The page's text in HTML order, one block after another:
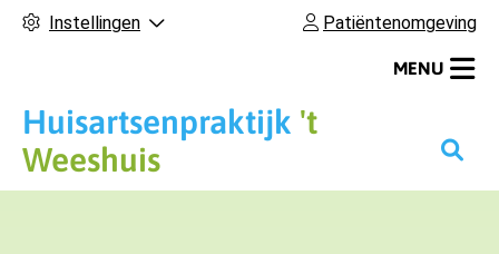
Instellingen Patiëntenomgeving
Huisartsenpraktijk 't
Weeshuis
H
o
MENU